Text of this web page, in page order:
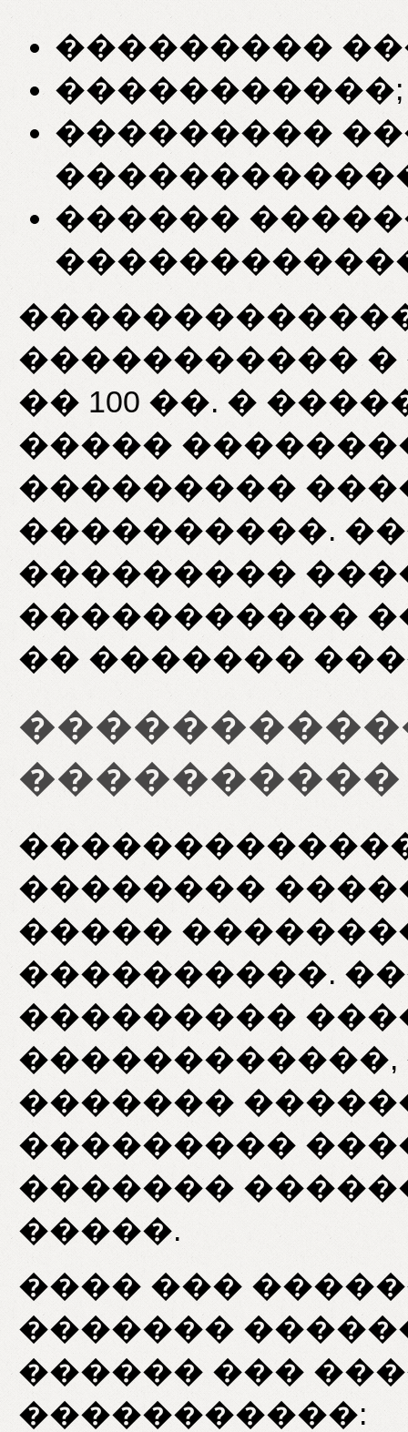
���������
�����������;
���������
������
�����������
�� 100 ��. �
�����
���������
����������.
���������
�����������
�� �������
����������
��������
�����
����������.
���������
�������
���������
�������
�����.
���� ���
�������
������ ���
�����������: